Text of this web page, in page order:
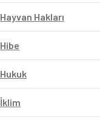
Hayvan Hakları
Hibe
Hukuk
İklim